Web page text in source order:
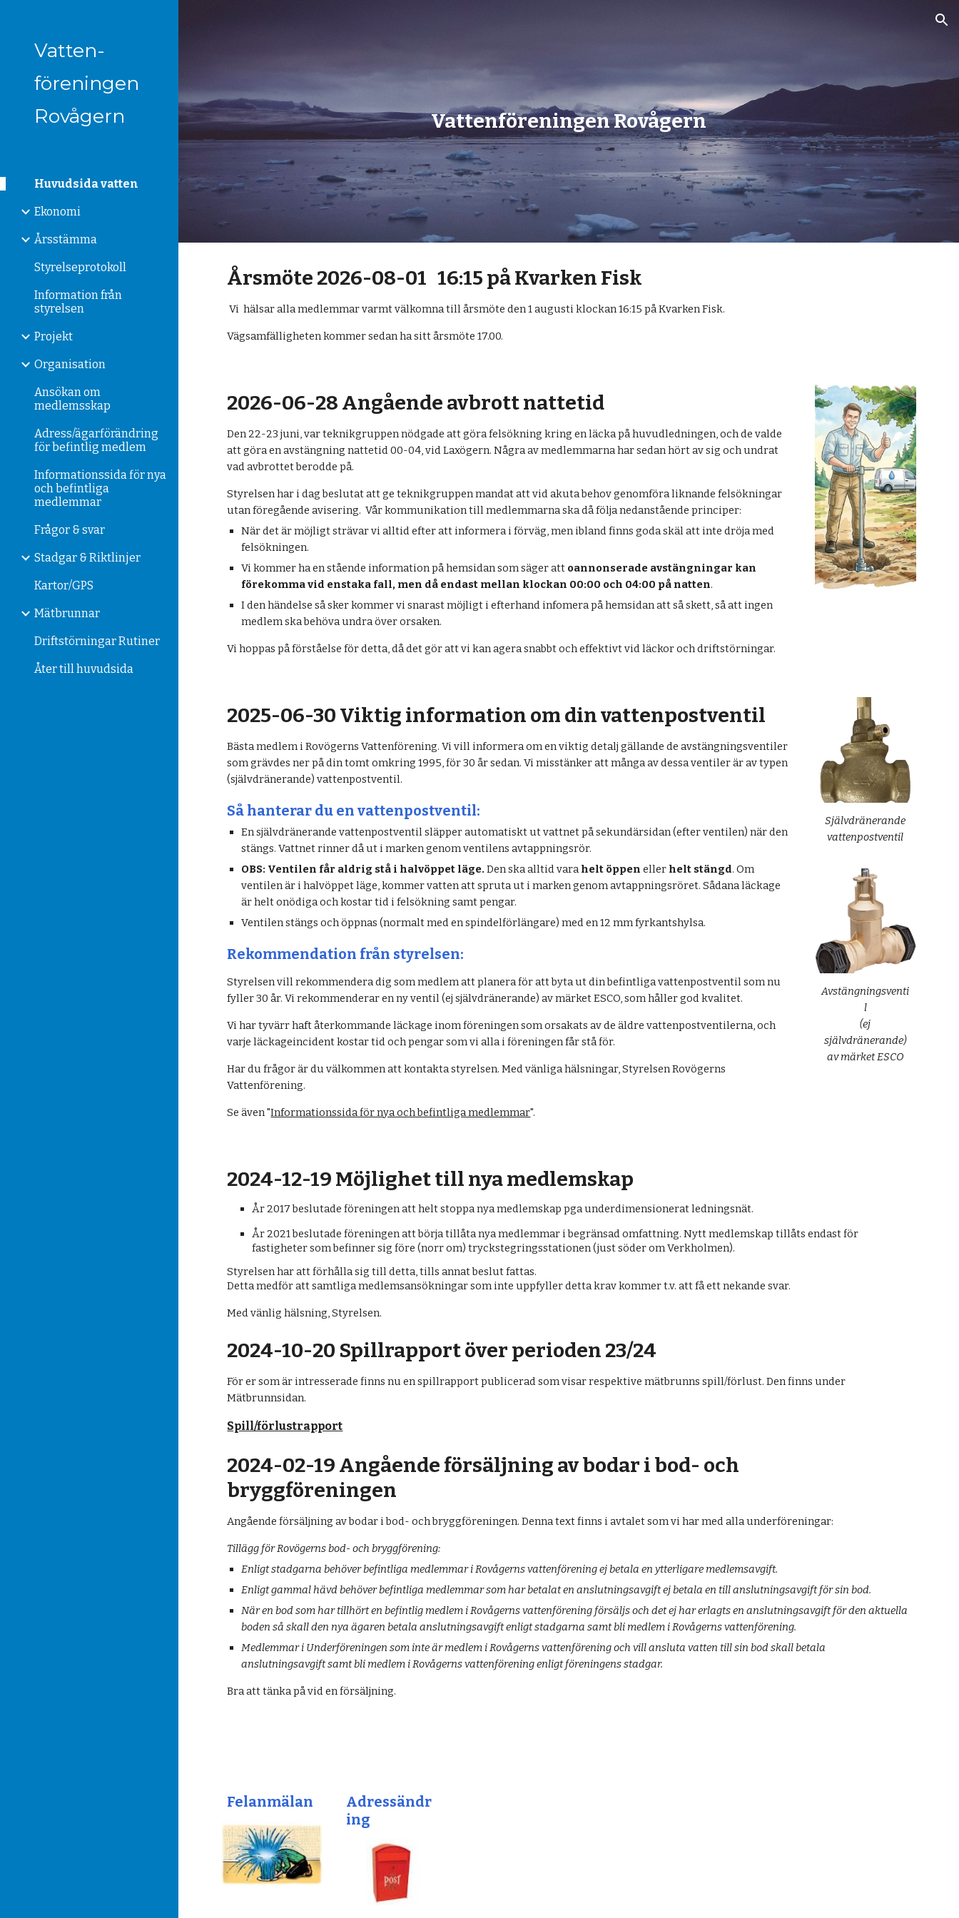
Vatten-
föreningen
Rovågern
Huvudsida vatten
Ekonomi
Årsstämma
Styrelseprotokoll
Information från
styrelsen
Projekt
Organisation
Ansökan om
medlemsskap
Adress/ägarförändring
för befintlig medlem
Informationssida för nya
och befintliga
medlemmar
Frågor & svar
Stadgar & Riktlinjer
Kartor/GPS
Mätbrunnar
Driftstörningar Rutiner
Åter till huvudsida
Vattenföreningen Rovågern
Årsmöte 2026-08-01 16:15 på Kvarken Fisk
Vi hälsar alla medlemmar varmt välkomna till årsmöte den 1 augusti klockan 16:15 på Kvarken Fisk.
Vägsamfälligheten kommer sedan ha sitt årsmöte 17.00.
2026-06-28 Angående avbrott nattetid
Den 22-23 juni, var teknikgruppen nödgade att göra felsökning kring en läcka på huvudledningen, och de valde
att göra en avstängning nattetid 00-04, vid Laxögern. Några av medlemmarna har sedan hört av sig och undrat
vad avbrottet berodde på.
Styrelsen har i dag beslutat att ge teknikgruppen mandat att vid akuta behov genomföra liknande felsökningar
utan föregående avisering. Vår kommunikation till medlemmarna ska då följa nedanstående principer:
När det är möjligt strävar vi alltid efter att informera i förväg, men ibland finns goda skäl att inte dröja med
felsökningen.
Vi kommer ha en stående information på hemsidan som säger att oannonserade avstängningar kan
förekomma vid enstaka fall, men då endast mellan klockan 00:00 och 04:00 på natten.
I den händelse så sker kommer vi snarast möjligt i efterhand infomera på hemsidan att så skett, så att ingen
medlem ska behöva undra över orsaken.
Vi hoppas på förståelse för detta, då det gör att vi kan agera snabbt och effektivt vid läckor och driftstörningar.
2025-06-30 Viktig information om din vattenpostventil
Bästa medlem i Rovögerns Vattenförening. Vi vill informera om en viktig detalj gällande de avstängningsventiler
som grävdes ner på din tomt omkring 1995, för 30 år sedan. Vi misstänker att många av dessa ventiler är av typen
(självdränerande) vattenpostventil.
Så hanterar du en vattenpostventil:
En självdränerande vattenpostventil släpper automatiskt ut vattnet på sekundärsidan (efter ventilen) när den
stängs. Vattnet rinner då ut i marken genom ventilens avtappningsrör.
OBS: Ventilen får aldrig stå i halvöppet läge. Den ska alltid varahelt öppen eller helt stängd. Om
ventilen är i halvöppet läge, kommer vatten att spruta ut i marken genom avtappningsröret. Sådana läckage
är helt onödiga och kostar tid i felsökning samt pengar.
Ventilen stängs och öppnas (normalt med en spindelförlängare) med en 12 mm fyrkantshylsa.
Rekommendation från styrelsen:
Styrelsen vill rekommendera dig som medlem att planera för att byta ut din befintliga vattenpostventil som nu
fyller 30 år. Vi rekommenderar en ny ventil (ej självdränerande) av märket ESCO, som håller god kvalitet.
Vi har tyvärr haft återkommande läckage inom föreningen som orsakats av de äldre vattenpostventilerna, och
varje läckageincident kostar tid och pengar som vi alla i föreningen får stå för.
Har du frågor är du välkommen att kontakta styrelsen. Med vänliga hälsningar, Styrelsen Rovögerns
Vattenförening.
Se även "Informationssida för nya och befintliga medlemmar".
Självdränerande
vattenpostventil
Avstängningsventi
l
(ej
självdränerande)
av märket ESCO
2024-12-19 Möjlighet till nya medlemskap
År 2017 beslutade föreningen att helt stoppa nya medlemskap pga underdimensionerat ledningsnät.
År 2021 beslutade föreningen att börja tillåta nya medlemmar i begränsad omfattning. Nytt medlemskap tillåts endast för
fastigheter som befinner sig före (norr om) tryckstegringsstationen (just söder om Verkholmen).
Styrelsen har att förhålla sig till detta, tills annat beslut fattas.
Detta medför att samtliga medlemsansökningar som inte uppfyller detta krav kommer t.v. att få ett nekande svar.
Med vänlig hälsning, Styrelsen.
2024-10-20 Spillrapport över perioden 23/24
För er som är intresserade finns nu en spillrapport publicerad som visar respektive mätbrunns spill/förlust. Den finns under
Mätbrunnsidan.
Spill/förlustrapport
2024-02-19 Angående försäljning av bodar i bod- och
bryggföreningen
Angående försäljning av bodar i bod- och bryggföreningen. Denna text finns i avtalet som vi har med alla underföreningar:
Tillägg för Rovögerns bod- och bryggförening:
Enligt stadgarna behöver befintliga medlemmar i Rovågerns vattenförening ej betala en ytterligare medlemsavgift.
Enligt gammal hävd behöver befintliga medlemmar som har betalat en anslutningsavgift ej betala en till anslutningsavgift för sin bod.
När en bod som har tillhört en befintlig medlem i Rovågerns vattenförening försäljs och det ej har erlagts en anslutningsavgift för den aktuella
boden så skall den nya ägaren betala anslutningsavgift enligt stadgarna samt bli medlem i Rovågerns vattenförening.
Medlemmar i Underföreningen som inte är medlem i Rovågerns vattenförening och vill ansluta vatten till sin bod skall betala
anslutningsavgift samt bli medlem i Rovågerns vattenförening enligt föreningens stadgar.
Bra att tänka på vid en försäljning.
Felanmälan
Adressändr
ing